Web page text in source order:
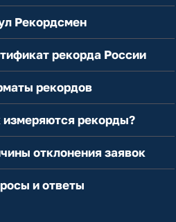
Рекордсмен
рекорда России
рекордов
измеряются рекорды?
отклонения заявок
и ответы